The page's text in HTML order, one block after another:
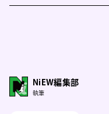
NiEW編集部
執筆